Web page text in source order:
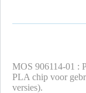
MOS 906114-01 :
PLA chip voor
versies).